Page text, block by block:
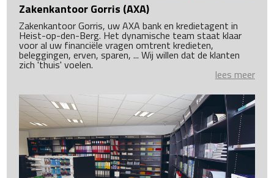
Zakenkantoor Gorris (AXA)
Zakenkantoor Gorris, uw AXA bank en kredietagent in
Heist-op-den-Berg. Het dynamische team staat klaar
voor al uw financiële vragen omtrent kredieten,
beleggingen, erven, sparen, ... Wij willen dat de klanten
zich 'thuis' voelen.
lees meer